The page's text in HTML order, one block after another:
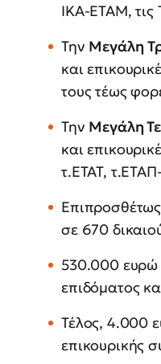
ΙΚΑ-ΕΤΑΜ,
Την Μεγάλη
και
τους τέως
Την Μεγάλη
και
τ.ΕΤΑΤ,
σε 670
530.000 ευρώ
επιδόματος
Τέλος, 4.000
επικουρικής